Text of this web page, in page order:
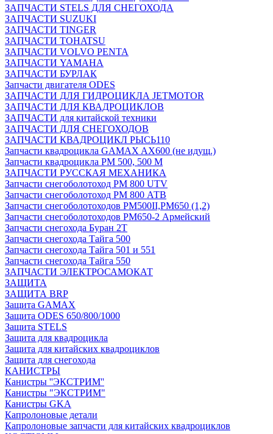
ЗАПЧАСТИ STELS ДЛЯ СНЕГОХОДА
ЗАПЧАСТИ SUZUKI
ЗАПЧАСТИ TINGER
ЗАПЧАСТИ TOHATSU
ЗАПЧАСТИ VOLVO PENTA
ЗАПЧАСТИ YAMAHA
ЗАПЧАСТИ БУРЛАК
Запчасти двигателя ODES
ЗАПЧАСТИ ДЛЯ ГИДРОЦИКЛА JETMOTOR
ЗАПЧАСТИ ДЛЯ КВАДРОЦИКЛОВ
ЗАПЧАСТИ для китайской техники
ЗАПЧАСТИ ДЛЯ СНЕГОХОДОВ
ЗАПЧАСТИ КВАДРОЦИКЛ РЫСЬ110
Запчасти квадроцикла GAMAX AX600 (не идущ.)
Запчасти квадроцикла РМ 500, 500 М
ЗАПЧАСТИ РУССКАЯ МЕХАНИКА
Запчасти снегоболотоход РМ 800 UTV
Запчасти снегоболотоход РМ 800 АТВ
Запчасти снегоболотоходов РМ500II,РМ650 (1,2)
Запчасти снегоболотоходов РМ650-2 Армейский
Запчасти снегохода Буран 2Т
Запчасти снегохода Тайга 500
Запчасти снегохода Тайга 501 и 551
Запчасти снегохода Тайга 550
ЗАПЧАСТИ ЭЛЕКТРОСАМОКАТ
ЗАЩИТА
ЗАЩИТА BRP
Защита GAMAX
Защита ODES 650/800/1000
Защита STELS
Защита для квадроцикла
Защита для китайских квадроциклов
Защита для снегохода
КАНИСТРЫ
Канистры ''ЭКСТРИМ''
Канистры "ЭКСТРИМ"
Канистры GKA
Капролоновые детали
Капролоновые запчасти для китайских квадроциклов